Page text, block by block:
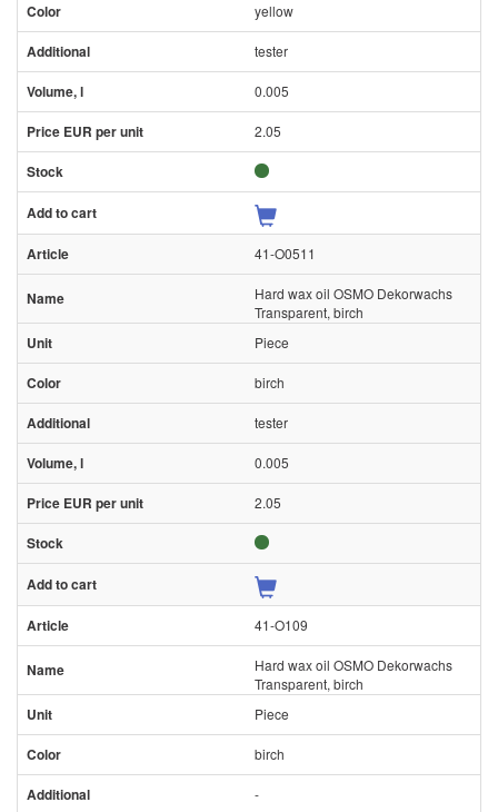
yellow
tester
0.005
2.05
41-O0511
Hard wax oil OSMO Dekorwachs
Transparent, birch
Piece
birch
tester
0.005
2.05
41-O109
Hard wax oil OSMO Dekorwachs
Transparent, birch
Piece
birch
-